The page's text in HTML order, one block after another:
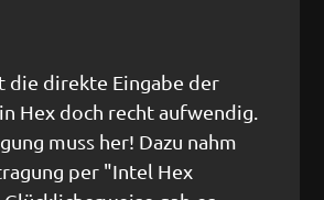
die direkte Eingabe der
Hex doch recht aufwendig.
muss her! Dazu nahm
per "Intel Hex